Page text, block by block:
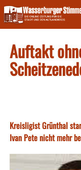
Skip
to
content
Auftakt
Kreisligist Grünthal
Ivan Pete nicht mehr